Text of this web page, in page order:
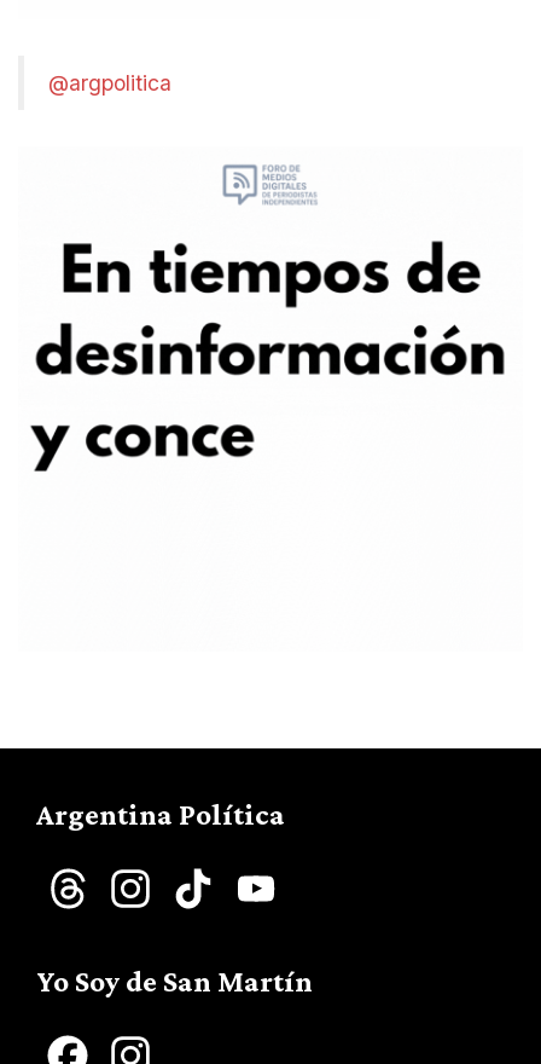
@argpolitica
Argentina Política
Threads InstagramTikTok
Yo Soy de San Martín
Facebook